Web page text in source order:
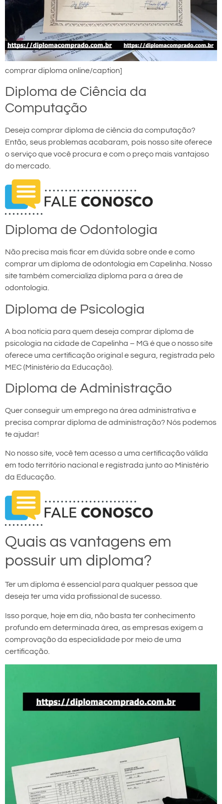
comprar diploma online/caption]
Diploma de Ciência da
Computação
Deseja comprar diploma de ciência da computação?
Então, seus problemas acabaram, pois nosso site oferece
o serviço que você procura e com o preço mais vantajoso
do mercado.
Diploma de Odontologia
Não precisa mais ficar em dúvida sobre onde e como
comprar um diploma de odontologia em Capelinha. Nosso
site também comercializa diploma para a área de
odontologia.
Diploma de Psicologia
A boa notícia para quem deseja comprar diploma de
psicologia na cidade de Capelinha – MG é que o nosso site
oferece uma certificação original e segura, registrada pelo
MEC (Ministério da Educação).
Diploma de Administração
Quer conseguir um emprego na área administrativa e
precisa comprar diploma de administração? Nós podemos
te ajudar!
No nosso site, você tem acesso a uma certificação válida
em todo território nacional e registrada junto ao Ministério
da Educação.
Quais as vantagens em
possuir um diploma?
Ter um diploma é essencial para qualquer pessoa que
deseja ter uma vida profissional de sucesso.
Isso porque, hoje em dia, não basta ter conhecimento
profundo em determinada área, as empresas exigem a
comprovação da especialidade por meio de uma
certificação.